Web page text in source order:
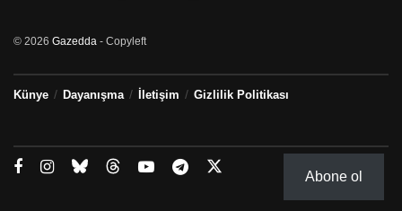
© 2026 Gazedda - Copyleft
Künye Dayanışma İletişim Gizlilik Politikası
Abone ol